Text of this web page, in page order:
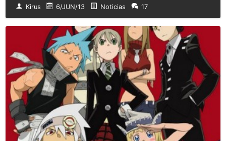
Kirus 6/JUN/13 Noticias 17